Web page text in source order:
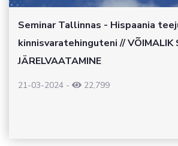
Seminar Tallinnas - Hispaania
kinnisvaratehinguteni // VÕIMALIK
JÄRELVAATAMINE
21-03-2024 - 22,799